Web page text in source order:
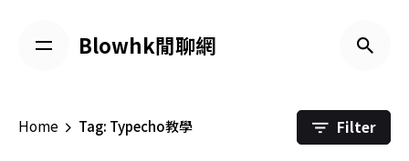
content
Blowhk閒聊網
Home Tag: Typecho教學 Filter